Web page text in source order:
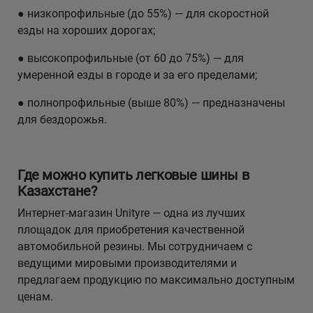
● низкопрофильные (до 55%) — для скоростной
езды на хороших дорогах;
● высокопрофильные (от 60 до 75%) — для
умеренной езды в городе и за его пределами;
● полнопрофильные (выше 80%) — предназначены
для бездорожья.
Где можно купить легковые шины в
Казахстане?
Интернет-магазин Unityre — одна из лучших
площадок для приобретения качественной
автомобильной резины. Мы сотрудничаем с
ведущими мировыми производителями и
предлагаем продукцию по максимально доступным
ценам.